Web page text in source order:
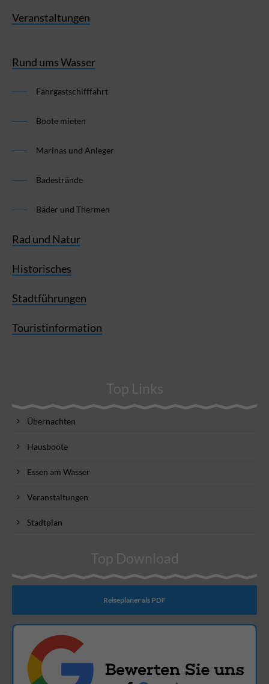
Veranstaltungen
Rund ums Wasser
Fahrgastschifffahrt
Boote mieten
Marinas und Anleger
Badestrände
Bäder und Thermen
Rad und Natur
Historisches
Stadtführungen
Touristinformation
Top Links
Übernachten
Hausboote
Essen am Wasser
Veranstaltungen
Stadtplan
Top Download
Reiseplaner als PDF